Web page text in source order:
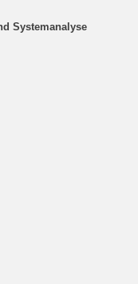
Systemanalyse